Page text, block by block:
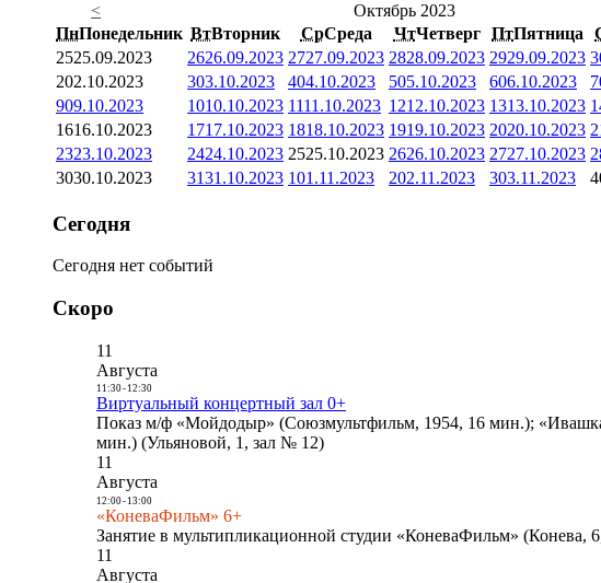
<
Октябрь 2023
ПнПонедельник ВтВторник СрСреда ЧтЧетверг ПтПятница
2525.09.2023 2626.09.2023 2727.09.2023 2828.09.2023 2929.09.2023
202.10.2023 303.10.2023 404.10.2023 505.10.2023 606.10.2023 7
909.10.2023 1010.10.2023 1111.10.2023 1212.10.2023 1313.10.2023
1616.10.2023 1717.10.2023 1818.10.2023 1919.10.2023 2020.10.2023
2323.10.2023 2424.10.2023 2525.10.2023 2626.10.2023 2727.10.2023
3030.10.2023 3131.10.2023 101.11.2023 202.11.2023 303.11.2023 4
Сегодня
Сегодня нет событий
Скоро
11
Августа
11:30- 12:30
Виртуальный концертный зал 0+
Показ м/ф «Мойдодыр» (Союзмультфильм, 1954, 16 мин.);
мин.) (Ульяновой, 1, зал № 12)
11
Августа
12:00- 13:00
«КоневаФильм» 6+
Занятие в мультипликационной студии «КоневаФильм» (Конева,
11
Августа